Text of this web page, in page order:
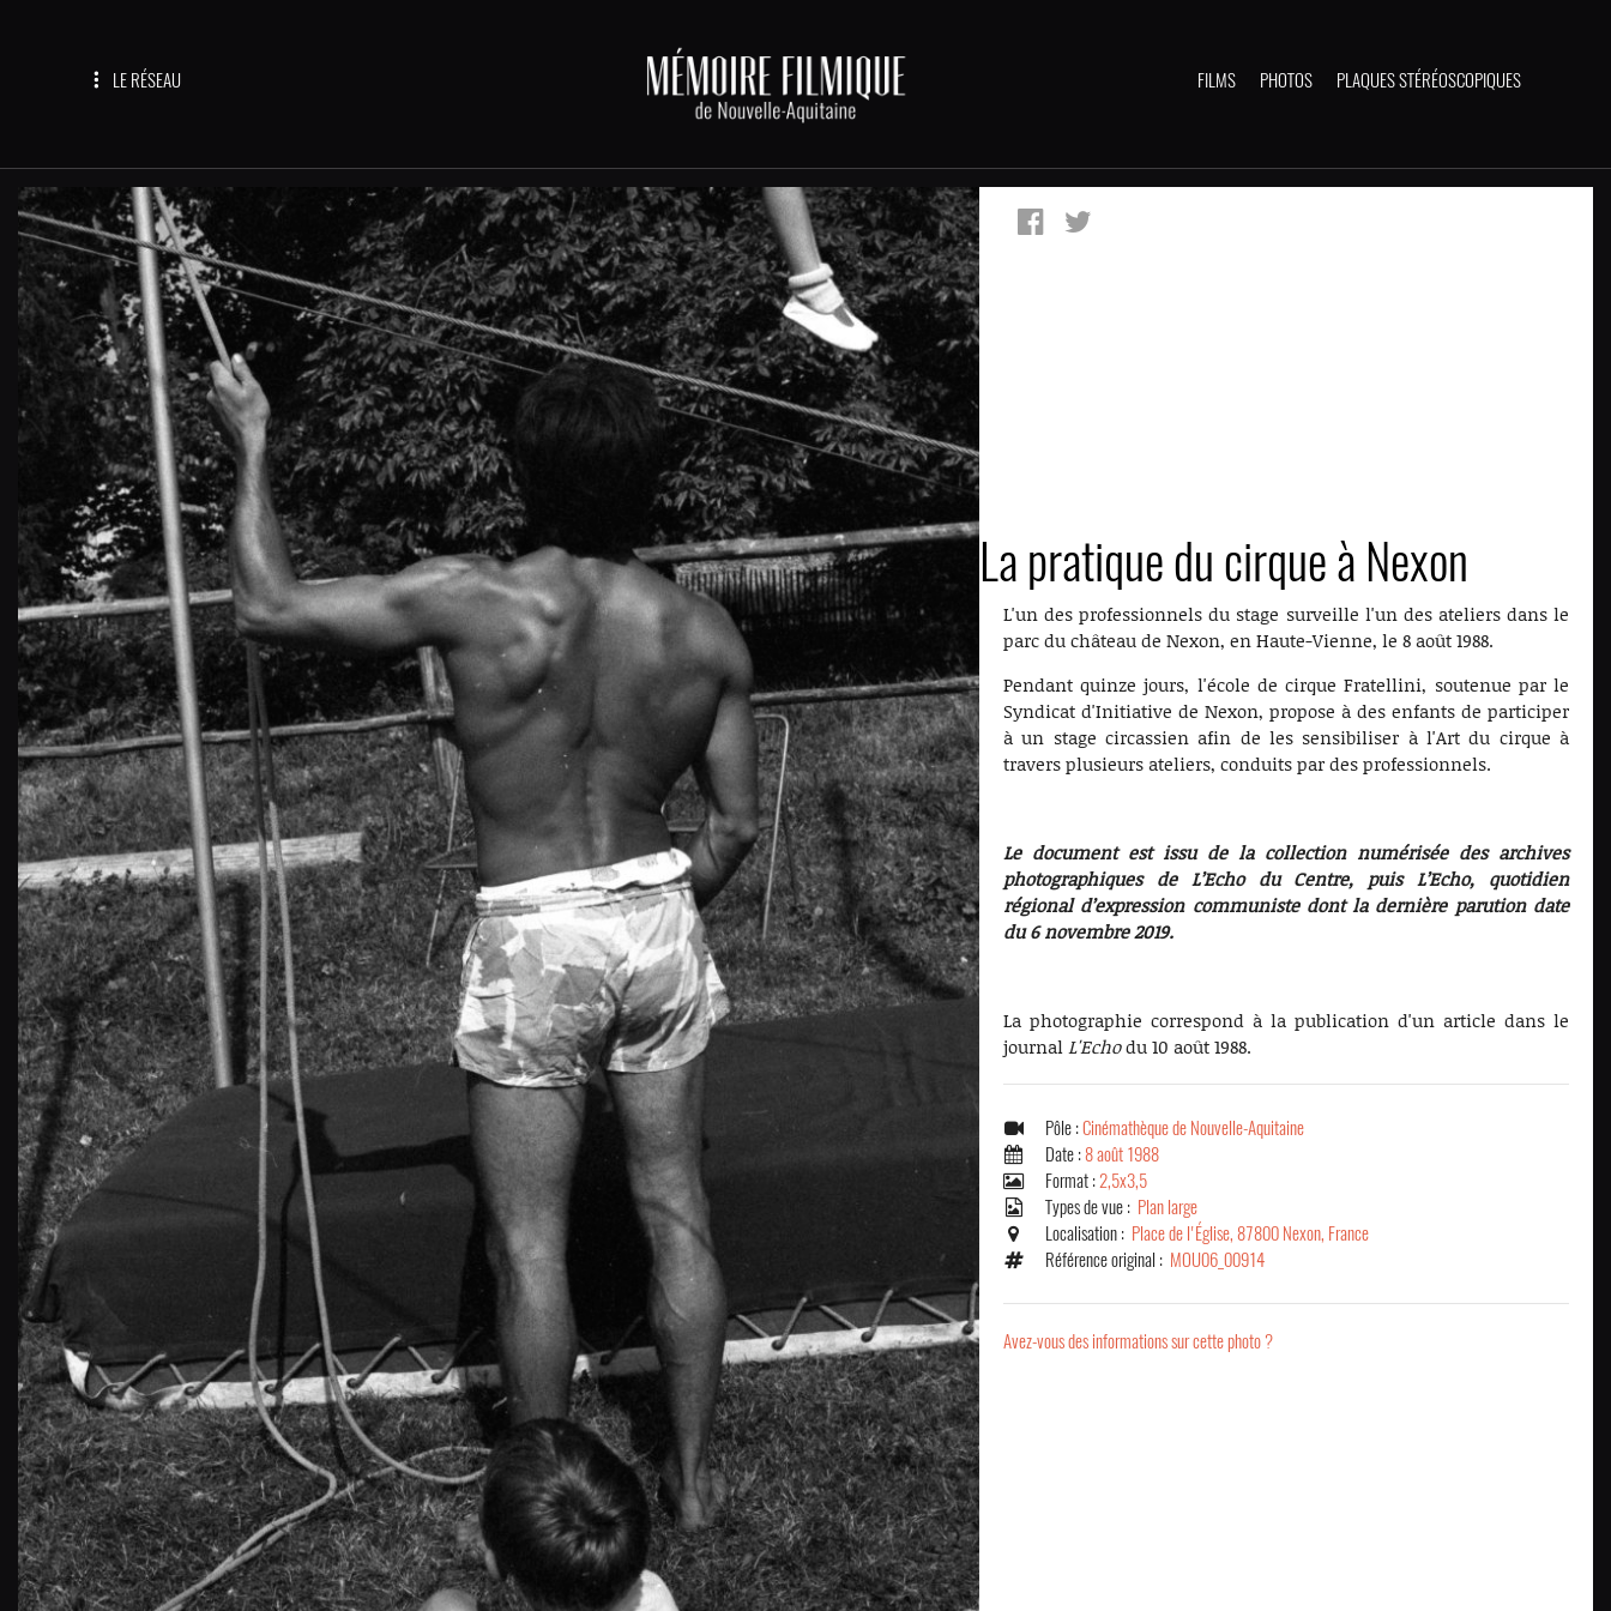
LE RÉSEAU FILMS PHOTOS PLAQUES STÉRÉOSCOPIQUES
La pratique du cirque à Nexon
L'un des professionnels du stage surveille l'un des ateliers dans le
parc du château de Nexon, en Haute-Vienne, le 8 août 1988.
Pendant quinze jours, l'école de cirque Fratellini, soutenue par le
Syndicat d'Initiative de Nexon, propose à des enfants de participer
à un stage circassien afin de les sensibiliser à l'Art du cirque à
travers plusieurs ateliers, conduits par des professionnels.
Le document est issu de la collection numérisée des archives
photographiques de L’Echo du Centre, puis L’Echo, quotidien
régional d’expression communiste dont la dernière parution date
du 6 novembre 2019.
La photographie correspond à la publication d'un article dans le
journalL'Echodu 10 août 1988.
Pôle :Cinémathèque de Nouvelle-Aquitaine
Date :8 août 1988
Format :2,5x3,5
Types de vue : Plan large
Localisation : Place de l'Église, 87800 Nexon, France
Référence original : MOU06_00914
Avez-vous des informations sur cette photo ?